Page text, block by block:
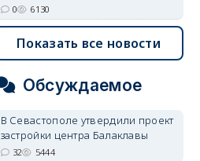
0 6130
Показать все новости
Обсуждаемое
В Севастополе утвердили проект
застройки центра Балаклавы
32 5444